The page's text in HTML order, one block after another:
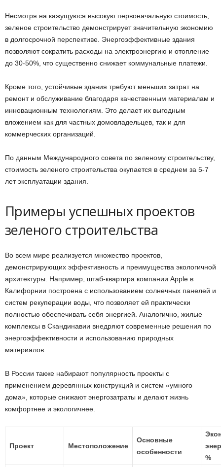
Несмотря на кажущуюся высокую первоначальную стоимость,
зеленое строительство демонстрирует значительную экономию
в долгосрочной перспективе. Энергоэффективные здания
позволяют сократить расходы на электроэнергию и отопление
до 30-50%, что существенно снижает коммунальные платежи.
Кроме того, устойчивые здания требуют меньших затрат на
ремонт и обслуживание благодаря качественным материалам и
инновационным технологиям. Это делает их выгодным
вложением как для частных домовладельцев, так и для
коммерческих организаций.
По данным Международного совета по зеленому строительству,
стоимость зеленого строительства окупается в среднем за 5-7
лет эксплуатации здания.
Примеры успешных проектов
зеленого строительства
Во всем мире реализуется множество проектов,
демонстрирующих эффективность и преимущества экологичной
архитектуры. Например, штаб-квартира компании Apple в
Калифорнии построена с использованием солнечных панелей и
систем рекуперации воды, что позволяет ей практически
полностью обеспечивать себя энергией. Аналогично, жилые
комплексы в Скандинавии внедряют современные решения по
энергоэффективности и использованию природных
материалов.
В России также набирают популярность проекты с
применением деревянных конструкций и систем «умного
дома», которые снижают энергозатраты и делают жизнь
комфортнее и экологичнее.
Проект Местоположение
Основные
особенности
%